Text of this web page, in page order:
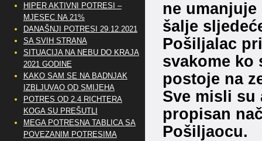
ne
šalje
Pošiljalac
svakome ko
postoje na
Sve misli su
propisan
Pošiljaocu.
HIPER AKTIVNI POTRESI –
MJESEC NA 21%
DANAŠNJI POTRESI 29.12.2021
SA SVIH STRANA
SITUACIJA NA NEBU DO KRAJA
2021 GODINE
KAKO SAM SE NA BADNJAK
IZBLJUVAO OD SMIJEHA
POTRES OD 2.4 RICHTERA
KOGA SU PREŠUTLI
MEGA POTRESNA TABLICA SA
POVEZANIM POTRESIMA